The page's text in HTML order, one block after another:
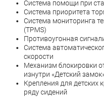
Система помощи при
Система приоритета
Система мониторинга
(TPMS)
Противоугонная
Система
скорости
Механизм блокировки
изнутри «Детский
Крепления для детских
ряду сидений